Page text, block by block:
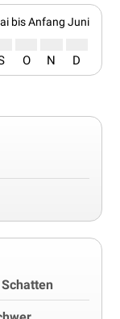
bis Anfang Juni
O N D